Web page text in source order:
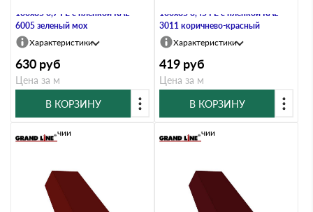
100х85 0,7 PE с пленкой RAL
6005 зеленый мох
Характеристики
630 руб
Цена за м
В КОРЗИНУ
100х85 0,45 PE с пленкой RAL
3011 коричнево-красный
Характеристики
419 руб
Цена за м
В КОРЗИНУ
В наличии В наличии